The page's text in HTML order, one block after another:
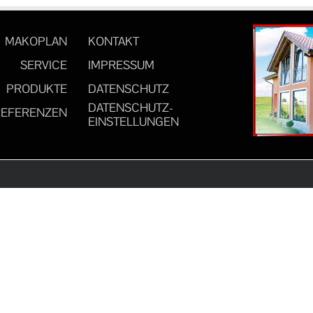
MAKOPLAN
SERVICE
PRODUKTE
KONTAKT
IMPRESSUM
DATENSCHUTZ
DATENSCHUTZ-
EINSTELLUNGEN